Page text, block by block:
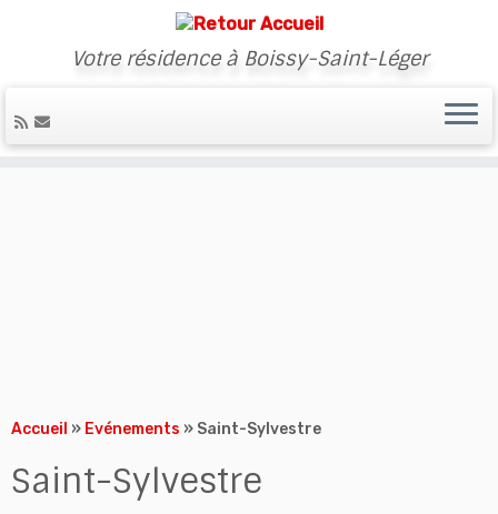
Votre résidence à Boissy-Saint-Léger
Accueil » Evénements » Saint-Sylvestre
Saint-Sylvestre